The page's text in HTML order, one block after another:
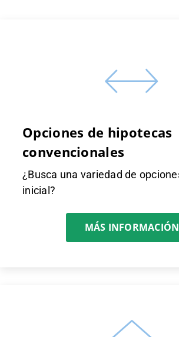
Opciones de hipotecas
convencionales
¿Busca una variedad de
inicial?
MÁS INFORMACIÓN